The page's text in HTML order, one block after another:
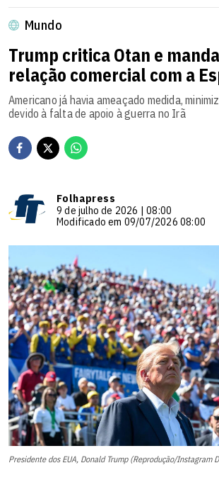
Mundo
Trump critica Otan e
relação comercial com a
Americano já havia ameaçado medida,
devido à falta de apoio à guerra no Irã
Folhapress
9 de julho de 2026 | 08:00
Modificado em 09/07/2026 08:00
Presidente dos EUA, Donald Trump (Reprodução/Instagram